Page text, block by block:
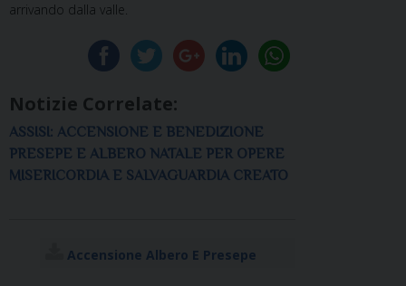
arrivando dalla valle.
Notizie Correlate:
ASSISI: ACCENSIONE E BENEDIZIONE
PRESEPE E ALBERO NATALE PER OPERE
MISERICORDIA E SALVAGUARDIA CREATO
Accensione Albero E Presepe